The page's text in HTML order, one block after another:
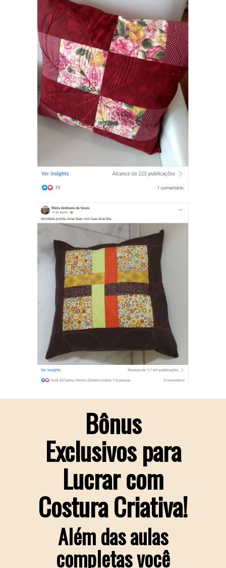
Bônus
Exclusivos para
Lucrar com
Costura Criativa!
Além das aulas
completas você